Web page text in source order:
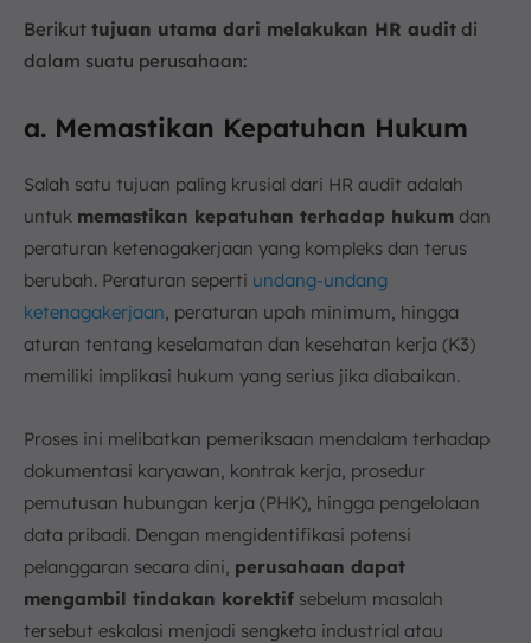
Berikut tujuan utama dari melakukan HR audit di
dalam suatu perusahaan:
a. Memastikan Kepatuhan Hukum
Salah satu tujuan paling krusial dari HR audit adalah
untuk memastikan kepatuhan terhadap hukum dan
peraturan ketenagakerjaan yang kompleks dan terus
berubah. Peraturan seperti undang-undang
ketenagakerjaan, peraturan upah minimum, hingga
aturan tentang keselamatan dan kesehatan kerja (K3)
memiliki implikasi hukum yang serius jika diabaikan.
Proses ini melibatkan pemeriksaan mendalam terhadap
dokumentasi karyawan, kontrak kerja, prosedur
pemutusan hubungan kerja (PHK), hingga pengelolaan
data pribadi. Dengan mengidentifikasi potensi
pelanggaran secara dini, perusahaan dapat
mengambil tindakan korektif sebelum masalah
tersebut eskalasi menjadi sengketa industrial atau